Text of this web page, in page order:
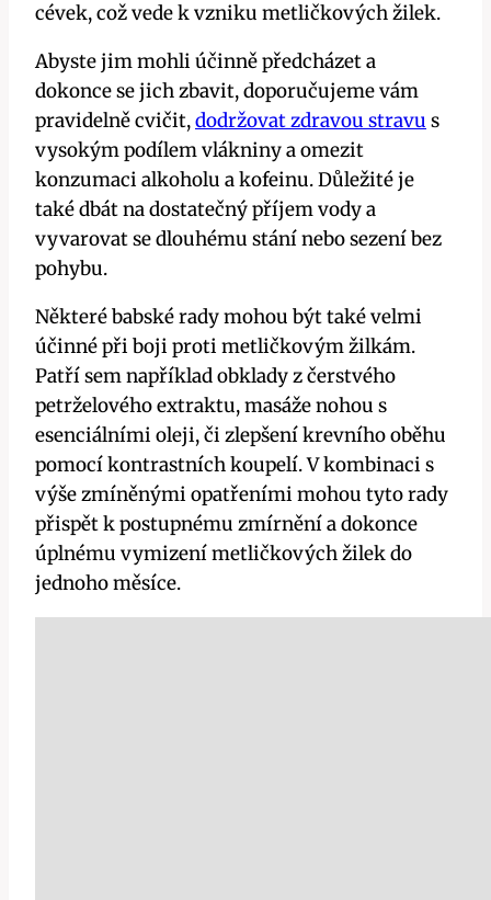
cévek, což vede k vzniku metličkových žilek.
Abyste jim mohli účinně ‍předcházet a
dokonce se jich zbavit, doporučujeme vám
pravidelně cvičit, ⁣dodržovat zdravou ‌stravu s​
vysokým podílem vlákniny a ‍omezit
konzumaci alkoholu a kofeinu. Důležité je
také dbát na dostatečný příjem ​vody a
vyvarovat se dlouhému stání nebo sezení ⁢bez
pohybu.
Některé babské rady mohou být také velmi
účinné při ⁢boji proti metličkovým žilkám.
Patří sem například‌ obklady ​z čerstvého
petrželového extraktu, masáže nohou s
esenciálními oleji, či zlepšení krevního‍ oběhu
pomocí kontrastních⁢ koupelí. V kombinaci s
výše zmíněnými opatřeními mohou tyto rady
přispět k postupnému zmírnění a dokonce
úplnému vymizení metličkových‌ žilek do
jednoho měsíce.